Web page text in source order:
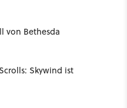
von Bethesda
Skywind ist